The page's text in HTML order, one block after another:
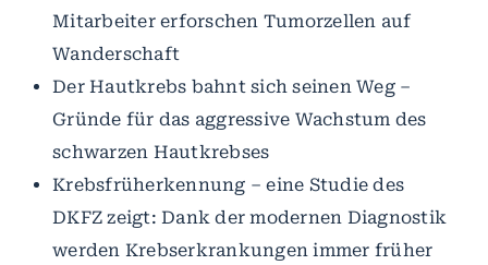
Mitarbeiter erforschen Tumorzellen auf
Wanderschaft
Der Hautkrebs bahnt sich seinen Weg –
Gründe für das aggressive Wachstum des
schwarzen Hautkrebses
Krebsfrüherkennung – eine Studie des
DKFZ zeigt: Dank der modernen Diagnostik
werden Krebserkrankungen immer früher